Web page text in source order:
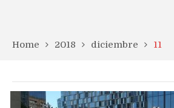
Home 2018 diciembre 11